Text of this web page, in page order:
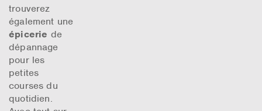
trouverez
également une
épicerie de
dépannage
pour les
petites
courses du
quotidien.